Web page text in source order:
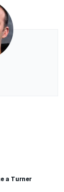
a Turner